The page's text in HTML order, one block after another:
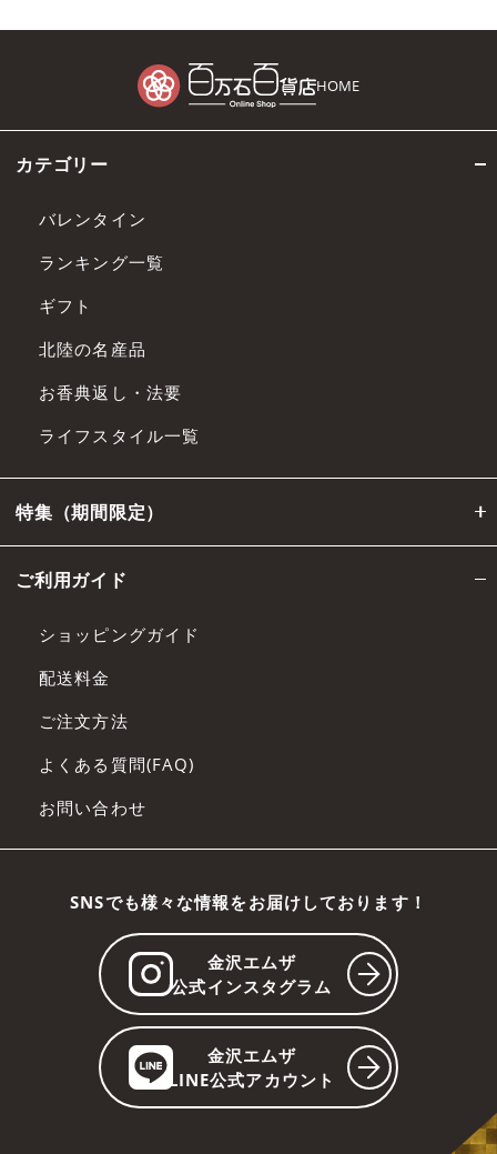
HOME
カテゴリー
バレンタイン
ランキング一覧
ギフト
北陸の名産品
お香典返し・法要
ライフスタイル一覧
特集（期間限定）
ご利用ガイド
ショッピングガイド
配送料金
ご注文方法
よくある質問(FAQ)
お問い合わせ
SNSでも様々な情報をお届けしております！
金沢エムザ
公式インスタグラム
金沢エムザ
LINE公式アカウント